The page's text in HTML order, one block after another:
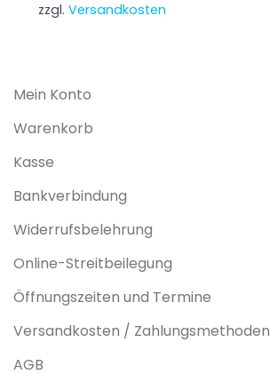
zzgl.Versandkosten
Mein Konto
Warenkorb
Kasse
Bankverbindung
Widerrufsbelehrung
Online-Streitbeilegung
Öffnungszeiten und Termine
Versandkosten / Zahlungsmethoden
AGB